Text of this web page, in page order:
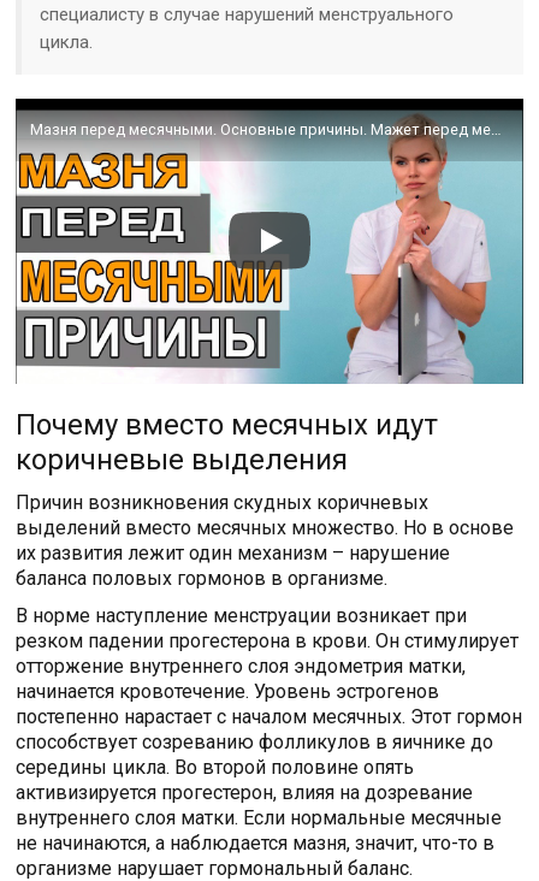
специалисту в случае нарушений менструального
цикла.
Мазня перед месячными. Основные причины. Мажет перед месячными. Гинеколог Екатерина Волкова.
Почему вместо месячных идут
коричневые выделения
Причин возникновения скудных коричневых
выделений вместо месячных множество. Но в основе
их развития лежит один механизм – нарушение
баланса половых гормонов в организме.
В норме наступление менструации возникает при
резком падении прогестерона в крови. Он стимулирует
отторжение внутреннего слоя эндометрия матки,
начинается кровотечение. Уровень эстрогенов
постепенно нарастает с началом месячных. Этот гормон
способствует созреванию фолликулов в яичнике до
середины цикла. Во второй половине опять
активизируется прогестерон, влияя на дозревание
внутреннего слоя матки. Если нормальные месячные
не начинаются, а наблюдается мазня, значит, что-то в
организме нарушает гормональный баланс.